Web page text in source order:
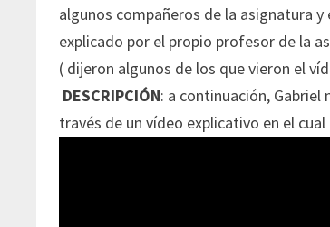
algunos compañeros de la asignatura
explicado por el propio profesor de la
( dijeron algunos de los que vieron el
DESCRIPCIÓN: a continuación,
través de un vídeo explicativo en el